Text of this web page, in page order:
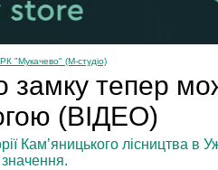
"Мукачево" (М-студіо)
замку тепер
(ВІДЕО)
Кам’яницького лісництва в